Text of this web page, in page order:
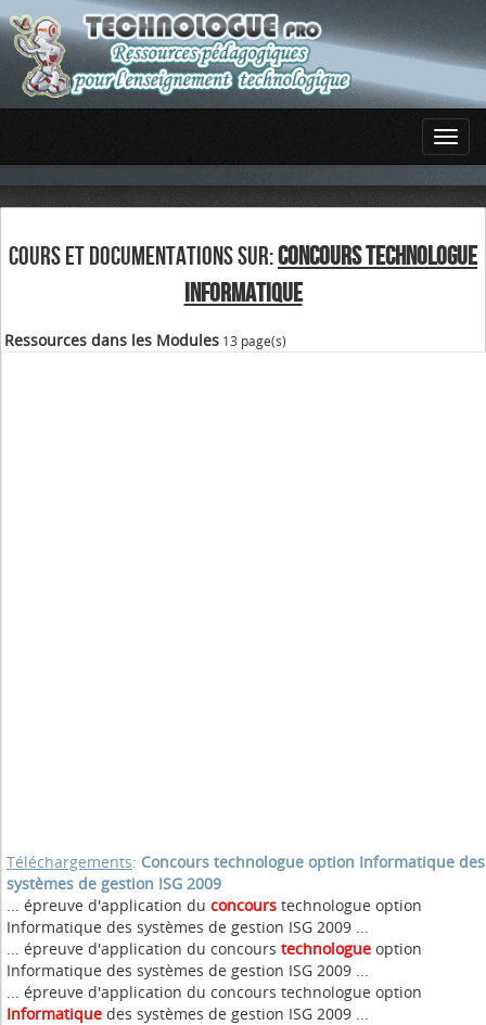
COURS ET DOCUMENTATIONS SUR:CONCOURS TECHNOLOGUE
INFORMATIQUE
Ressources dans les Modules 13 page(s)
Téléchargements: Concours technologue option Informatique des
systèmes de gestion ISG 2009
... épreuve d'application du concours technologue option
Informatique des systèmes de gestion ISG 2009 ...
... épreuve d'application du concours technologue option
Informatique des systèmes de gestion ISG 2009 ...
... épreuve d'application du concours technologue option
Informatique des systèmes de gestion ISG 2009 ...